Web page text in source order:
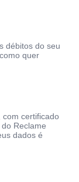
débitos do seu
quer
com certificado
Reclame
dados é